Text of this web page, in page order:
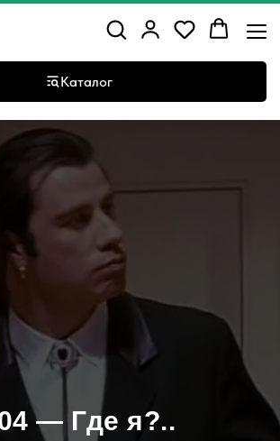
Каталог
— Где я?..